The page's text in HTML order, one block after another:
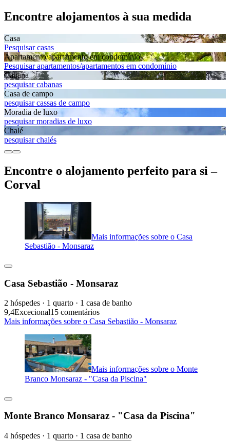
Encontre alojamentos à sua medida
Casa
Pesquisar casas
Apartamento/apartamento em condomínio
Pesquisar apartamentos/apartamentos em condomínio
Cabana
pesquisar cabanas
Casa de campo
pesquisar cassas de campo
Moradia de luxo
pesquisar moradias de luxo
Chalé
pesquisar chalés
Encontre o alojamento perfeito para si –
Corval
Mais informações sobre o Casa
Sebastião - Monsaraz
Casa Sebastião - Monsaraz
2 hóspedes · 1 quarto · 1 casa de banho
9,4Excecional15 comentários
Mais informações sobre o Casa Sebastião - Monsaraz
Mais informações sobre o Monte
Branco Monsaraz - "Casa da Piscina"
Monte Branco Monsaraz - "Casa da Piscina"
4 hóspedes · 1 quarto · 1 casa de banho